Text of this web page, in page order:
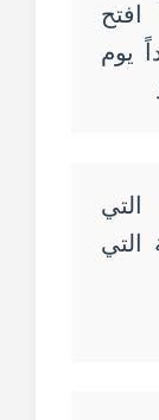
افتح
يوم
التي